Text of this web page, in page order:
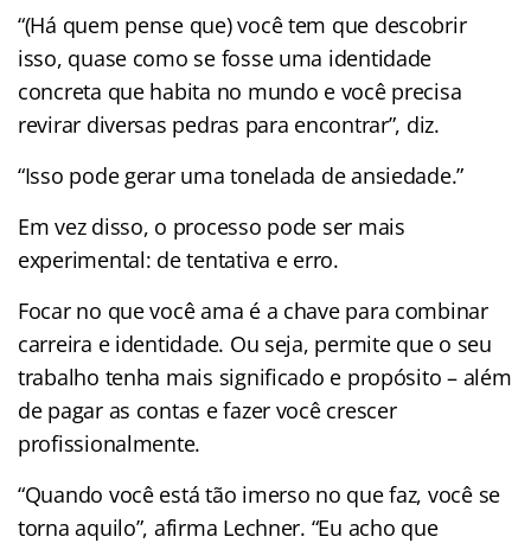
“(Há quem pense que) você tem que descobrir
isso, quase como se fosse uma identidade
concreta que habita no mundo e você precisa
revirar diversas pedras para encontrar”, diz.
“Isso pode gerar uma tonelada de ansiedade.”
Em vez disso, o processo pode ser mais
experimental: de tentativa e erro.
Focar no que você ama é a chave para combinar
carreira e identidade. Ou seja, permite que o seu
trabalho tenha mais significado e propósito – além
de pagar as contas e fazer você crescer
profissionalmente.
“Quando você está tão imerso no que faz, você se
torna aquilo”, afirma Lechner. “Eu acho que